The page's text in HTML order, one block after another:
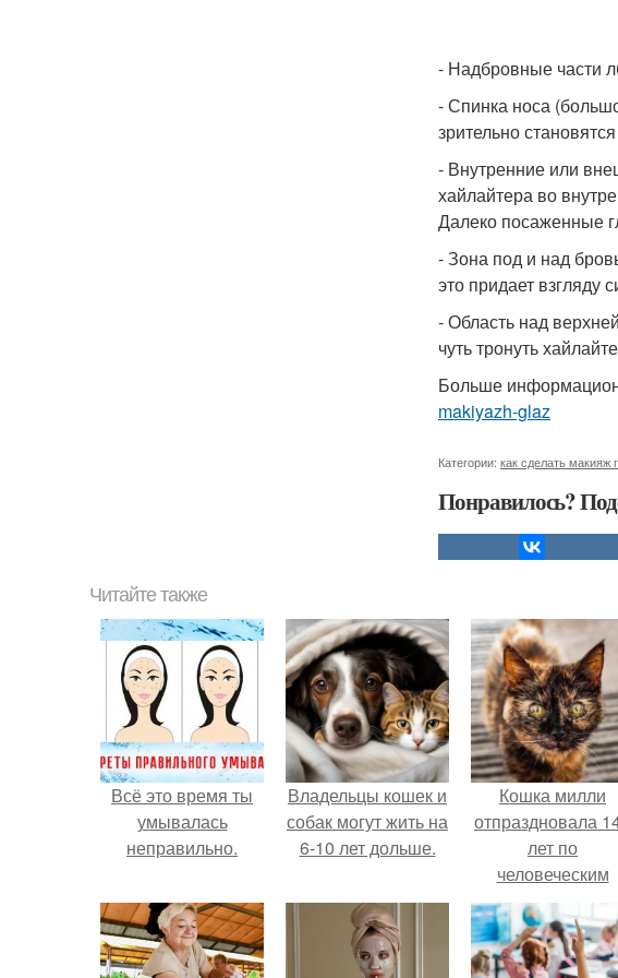
- Надбровные части
- Спинка носа
зрительно
- Внутренние или
хайлайтера во
Далеко посаженные
- Зона под и над
это придает взгляду
- Область над
чуть тронуть
Больше
makiyazh-glaz
Категории: как сделать макияж
Понравилось?
Читайте также
Всё это время ты
умывалась
неправильно.
Владельцы кошек и
собак могут жить на
6-10 лет дольше.
Кошка милли
отпраздновала
лет по
человеческим
Меркам и
претендует на
звание самой